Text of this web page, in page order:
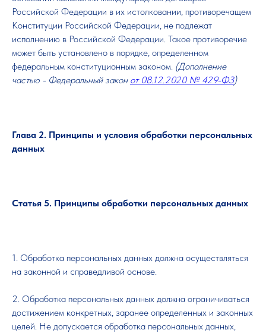
Российской Федерации в их истолковании, противоречащем
Конституции Российской Федерации, не подлежат
исполнению в Российской Федерации. Такое противоречие
может быть установлено в порядке, определенном
федеральным конституционным законом. (Дополнение
частью - Федеральный закон от 08.12.2020 № 429-ФЗ)
Глава 2. Принципы и условия обработки персональных
данных
Статья 5. Принципы обработки персональных данных
1. Обработка персональных данных должна осуществляться
на законной и справедливой основе.
2. Обработка персональных данных должна ограничиваться
достижением конкретных, заранее определенных и законных
целей. Не допускается обработка персональных данных,